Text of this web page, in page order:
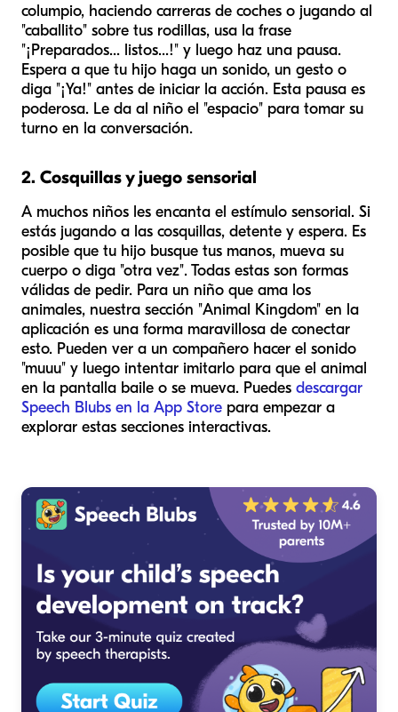
columpio, haciendo carreras de coches o jugando al
"caballito" sobre tus rodillas, usa la frase
"¡Preparados... listos...!" y luego haz una pausa.
Espera a que tu hijo haga un sonido, un gesto o
diga "¡Ya!" antes de iniciar la acción. Esta pausa es
poderosa. Le da al niño el "espacio" para tomar su
turno en la conversación.
2. Cosquillas y juego sensorial
A muchos niños les encanta el estímulo sensorial. Si
estás jugando a las cosquillas, detente y espera. Es
posible que tu hijo busque tus manos, mueva su
cuerpo o diga "otra vez". Todas estas son formas
válidas de pedir. Para un niño que ama los
animales, nuestra sección "Animal Kingdom" en la
aplicación es una forma maravillosa de conectar
esto. Pueden ver a un compañero hacer el sonido
"muuu" y luego intentar imitarlo para que el animal
en la pantalla baile o se mueva. Puedes descargar
Speech Blubs en la App Store para empezar a
explorar estas secciones interactivas.